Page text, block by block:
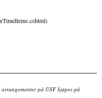
på USF kjøpes på